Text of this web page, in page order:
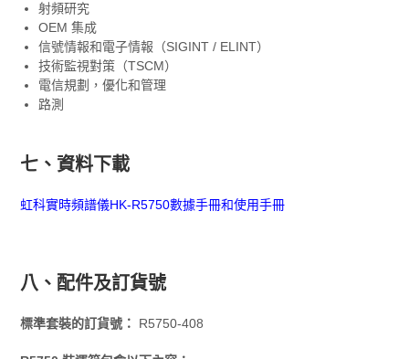
射頻研究
OEM 集成
信號情報和電子情報（SIGINT / ELINT）
技術監視對策（TSCM）
電信規劃，優化和管理
路測
七、資料下載
虹科實時頻譜儀HK-R5750數據手冊和使用手冊
八、配件及訂貨號
標準套裝的訂貨號： R5750-408